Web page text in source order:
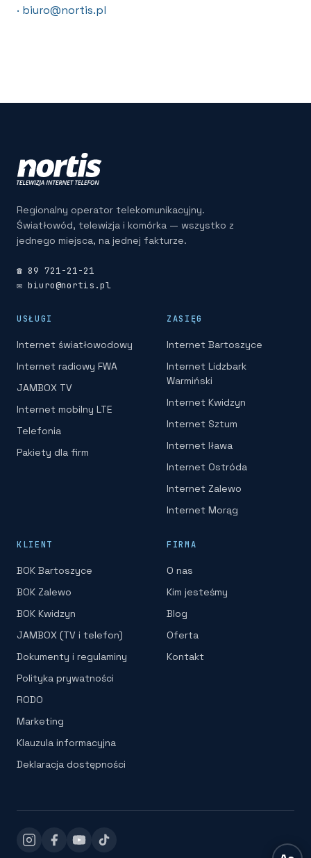
· biuro@nortis.pl
Regionalny operator telekomunikacyjny.
Światłowód, telewizja i komórka — wszystko z
jednego miejsca, na jednej fakturze.
☎ 89 721-21-21
✉ biuro@nortis.pl
USŁUGI
Internet światłowodowy
Internet radiowy FWA
JAMBOX TV
Internet mobilny LTE
Telefonia
Pakiety dla firm
ZASIĘG
Internet Bartoszyce
Internet Lidzbark
Warmiński
Internet Kwidzyn
Internet Sztum
Internet Iława
Internet Ostróda
Internet Zalewo
Internet Morąg
KLIENT
BOK Bartoszyce
BOK Zalewo
BOK Kwidzyn
JAMBOX (TV i telefon)
Dokumenty i regulaminy
Polityka prywatności
RODO
Marketing
Klauzula informacyjna
Deklaracja dostępności
FIRMA
O nas
Kim jesteśmy
Blog
Oferta
Kontakt